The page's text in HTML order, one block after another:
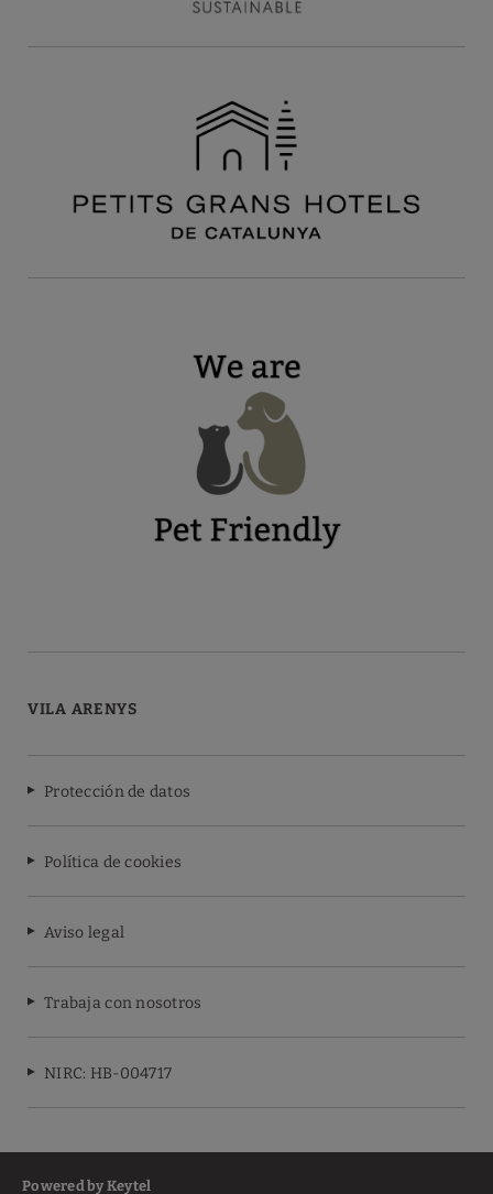
VILA ARENYS
Protección de datos
Política de cookies
Aviso legal
Trabaja con nosotros
NIRC: HB-004717
Powered by Keytel